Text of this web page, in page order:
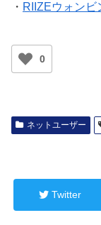
・ RIIZEウォンビ
0
ネットユーザー
Twitter